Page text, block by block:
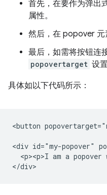
首先，在要作为弹出
属性。
然后，在 popover 元
最后，如需将按钮连
popovertarget 设
具体如以下代码所示：
<button
<div id="my-popover"
<p><p>I am a popover